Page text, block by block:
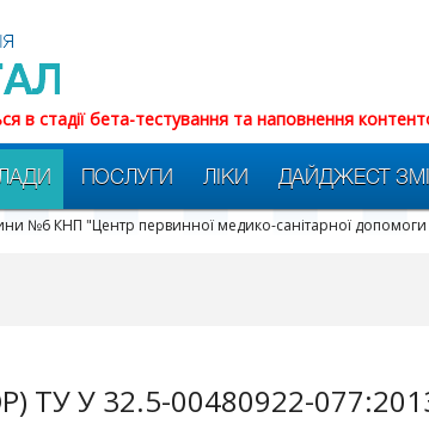
в стадії бета-тестування та наповнення
ПОСЛУГИ ЛІКИ ДАЙДЖЕСТ ЗМІ
№6 КНП "Центр первинної медико-санітарної
ТУ У 32.5-00480922-